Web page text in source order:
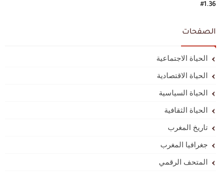
#1.36
الصفحات
الحياة الاجتماعية
الحياة الاقتصادية
الحياة السياسية
الحياة الثقافية
تاريخ المغرب
جغرافيا المغرب
المتحف الرقمي